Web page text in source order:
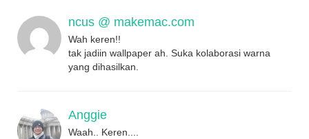
ncus @ makemac.com
Wah keren!!
tak jadiin wallpaper ah. Suka kolaborasi warna
yang dihasilkan.
Anggie
Waah.. Keren....